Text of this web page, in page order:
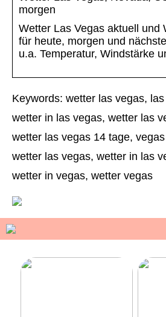
morgen
Wetter Las Vegas aktuell und
für heute, morgen und
u.a. Temperatur, Windstärke
Keywords: wetter las vegas,
wetter in las vegas, wetter las
wetter las vegas 14 tage,
wetter las vegas, wetter in las
wetter in vegas, wetter vegas